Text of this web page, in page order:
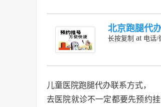
北京跑腿代
长按复制 at 电话/
儿童医院跑腿代办联系方式，
去医院就诊不一定都要先预约